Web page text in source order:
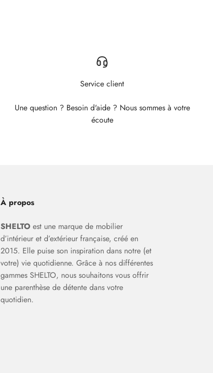
Service client
Une question ? Besoin d'aide ? Nous sommes à votre
écoute
À propos
SHELTOest une marque de mobilier
d’intérieur et d’extérieur française, créé en
2015. Elle puise son inspiration dans notre (et
votre) vie quotidienne. Grâce à nos différentes
gammes SHELTO, nous souhaitons vous offrir
une parenthèse de détente dans votre
quotidien.